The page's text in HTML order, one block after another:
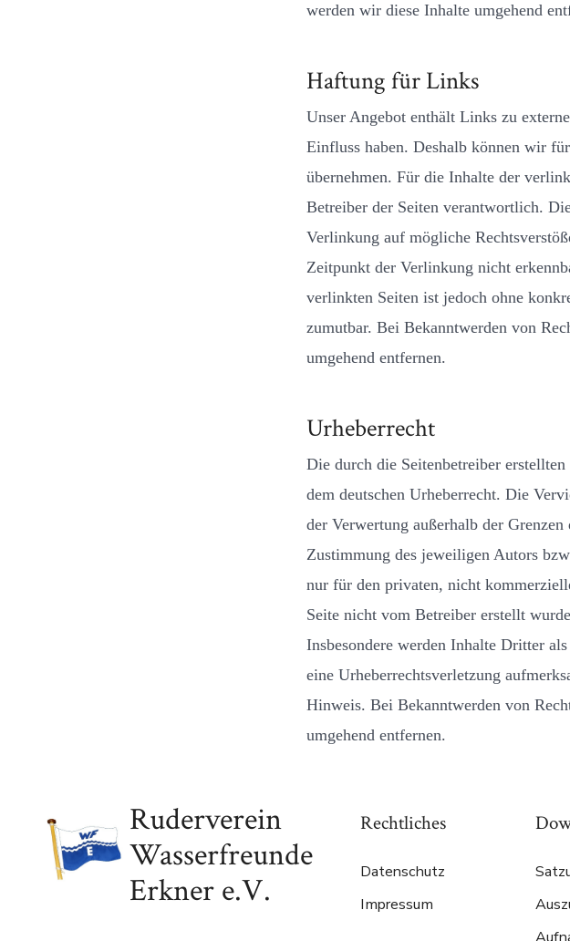
werden wir diese Inhalte umgehend
Haftung für Links
Unser Angebot enthält Links zu
Einfluss haben. Deshalb können wir
übernehmen. Für die Inhalte der
Betreiber der Seiten verantwortlich.
Verlinkung auf mögliche
Zeitpunkt der Verlinkung nicht
verlinkten Seiten ist jedoch ohne
zumutbar. Bei Bekanntwerden von
umgehend entfernen.
Urheberrecht
Die durch die Seitenbetreiber
dem deutschen Urheberrecht. Die
der Verwertung außerhalb der
Zustimmung des jeweiligen Autors
nur für den privaten, nicht
Seite nicht vom Betreiber erstellt
Insbesondere werden Inhalte Dritter
eine Urheberrechtsverletzung
Hinweis. Bei Bekanntwerden von
umgehend entfernen.
Ruderverein
Wasserfreunde
Erkner e.V.
Rechtliches
Datenschutz
Impressum